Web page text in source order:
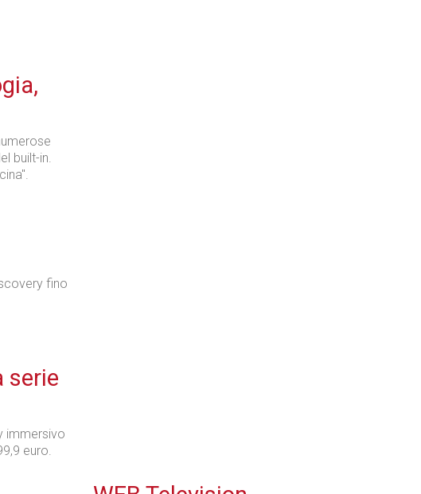
built-in.
fino
serie
immersivo
euro.